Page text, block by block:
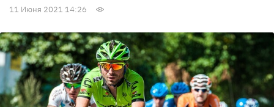
11 Июня 2021 14:26